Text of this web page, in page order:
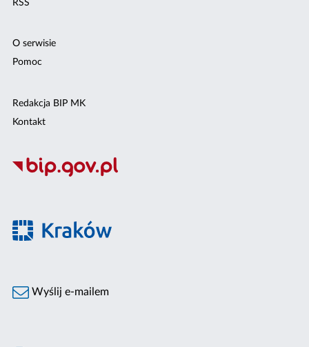
RSS
O serwisie
Pomoc
Redakcja BIP MK
Kontakt
Wyślij e-mailem